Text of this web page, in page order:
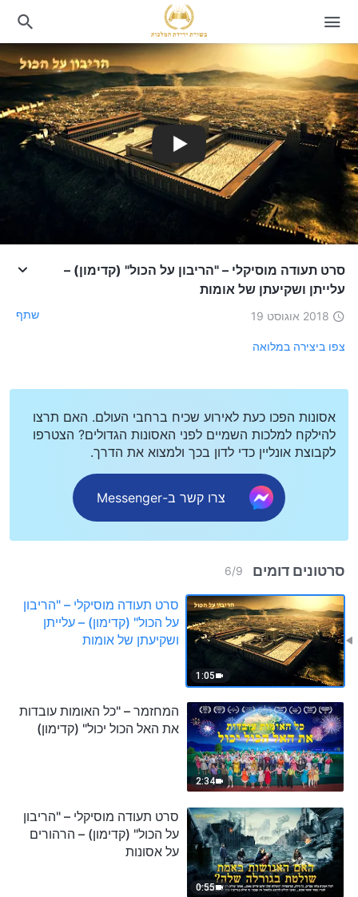
סרט תעודה מוסיקלי – "הריבון על הכול" (קדימון) –
עלייתן ושקיעתן של אומות
2018 אוגוסט 19 שתף
צפו ביצירה במלואה
אסונות הפכו כעת לאירוע שכיח ברחבי העולם. האם תרצו
להילקח למלכות השמיים לפני האסונות הגדולים? הצטרפו
לקבוצת אונליין כדי לדון בכך ולמצוא את הדרך.
צרו קשר ב-Messenger
סרטונים דומים 6/9
1:05
סרט תעודה מוסיקלי – "הריבון
על הכול" (קדימון) – עלייתן
ושקיעתן של אומות
2:34
המחזמר – "כל האומות עובדות
את האל הכול יכול" (קדימון)
0:55
סרט תעודה מוסיקלי – "הריבון
על הכול" (קדימון) – הרהורים
על אסונות